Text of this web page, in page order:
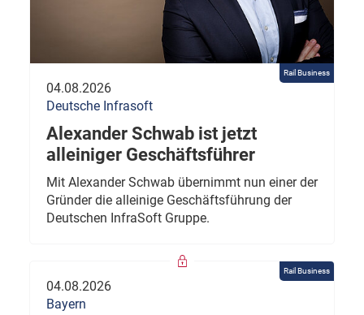
Rail Business
04.08.2026
Deutsche Infrasoft
Alexander Schwab ist jetzt
alleiniger Geschäftsführer
Mit Alexander Schwab übernimmt nun einer der
Gründer die alleinige Geschäftsführung der
Deutschen InfraSoft Gruppe.
Rail Business
04.08.2026
Bayern